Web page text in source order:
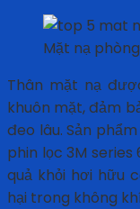
Mặt nạ
Thân mặt nạ
khuôn mặt, đảm
đeo lâu. Sản
phin lọc 3M series
quả khỏi hơi hữu
hại trong không